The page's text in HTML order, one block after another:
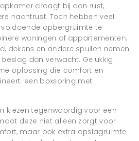
draagt bij aan rust,
nachtrust. Toch hebben veel
opbergruimte te
woningen of appartementen.
dekens en andere spullen nemen
dan verwacht. Gelukkig
oplossing die comfort en
een boxspring met
kiezen tegenwoordig voor een
deze niet alleen zorgt voor
maar ook extra opslagruimte